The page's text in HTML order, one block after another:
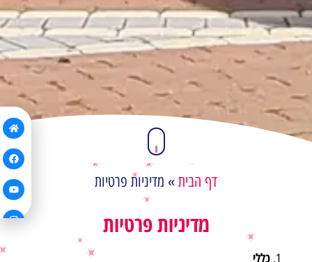
דף הבית» מדיניות פרטיות
מדיניות פרטיות
כללי